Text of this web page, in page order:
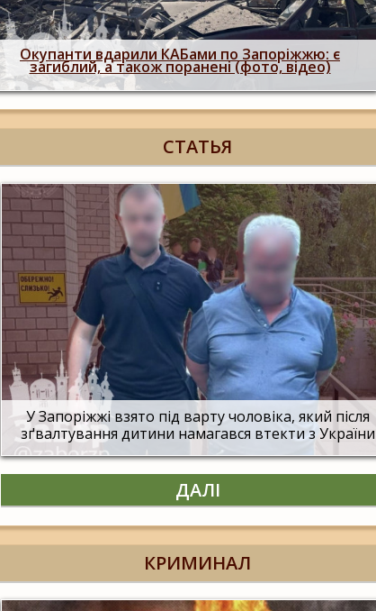
Росіяни двічі атакували Запоріжжя КАБами: одна
людина загинула, більше 20 поранених,
пошкоджено 29 будинків (фото, відео)
СТАТЬЯ
У Запоріжжі взято під варту чоловіка, який після
зґвалтування дитини намагався втекти з України
ДАЛІ
КРИМИНАЛ